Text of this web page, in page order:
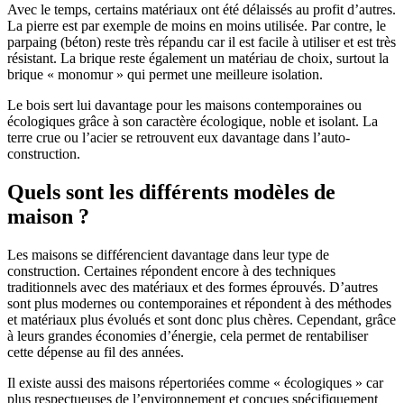
Avec le temps, certains matériaux ont été délaissés au profit d’autres.
La pierre est par exemple de moins en moins utilisée. Par contre, le
parpaing (béton) reste très répandu car il est facile à utiliser et est très
résistant. La brique reste également un matériau de choix, surtout la
brique « monomur » qui permet une meilleure isolation.
Le bois sert lui davantage pour les maisons contemporaines ou
écologiques grâce à son caractère écologique, noble et isolant. La
terre crue ou l’acier se retrouvent eux davantage dans l’auto-
construction.
Quels sont les différents modèles de
maison ?
Les maisons se différencient davantage dans leur type de
construction. Certaines répondent encore à des techniques
traditionnels avec des matériaux et des formes éprouvés. D’autres
sont plus modernes ou contemporaines et répondent à des méthodes
et matériaux plus évolués et sont donc plus chères. Cependant, grâce
à leurs grandes économies d’énergie, cela permet de rentabiliser
cette dépense au fil des années.
Il existe aussi des maisons répertoriées comme « écologiques » car
plus respectueuses de l’environnement et conçues spécifiquement